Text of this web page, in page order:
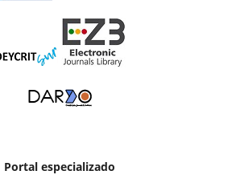
Portal especializado